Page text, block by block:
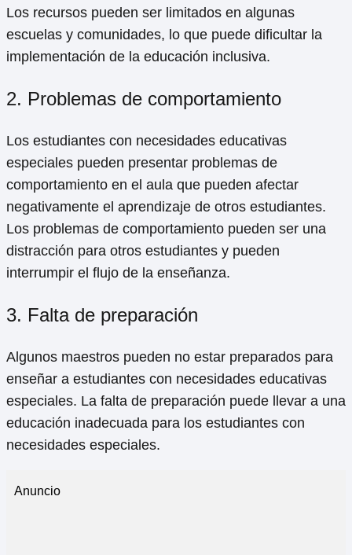
Los recursos pueden ser limitados en algunas
escuelas y comunidades, lo que puede dificultar la
implementación de la educación inclusiva.
2. Problemas de comportamiento
Los estudiantes con necesidades educativas
especiales pueden presentar problemas de
comportamiento en el aula que pueden afectar
negativamente el aprendizaje de otros estudiantes.
Los problemas de comportamiento pueden ser una
distracción para otros estudiantes y pueden
interrumpir el flujo de la enseñanza.
3. Falta de preparación
Algunos maestros pueden no estar preparados para
enseñar a estudiantes con necesidades educativas
especiales. La falta de preparación puede llevar a una
educación inadecuada para los estudiantes con
necesidades especiales.
Anuncio